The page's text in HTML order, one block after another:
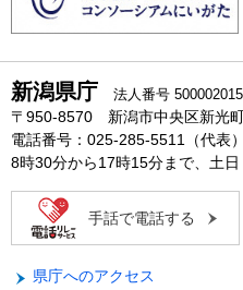
新潟県庁 法人番号
〒950-8570 新潟市中央区新光
電話番号：025-285-5511（代表）
8時30分から17時15分まで、土日
手話で電話する
県庁へのアクセス